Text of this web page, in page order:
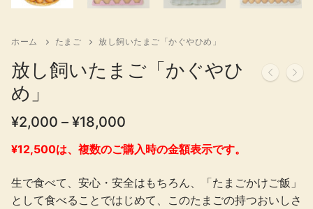
ホーム たまご 放し飼いたまご「かぐやひめ」
放し飼いたまご「かぐやひ
め」
¥2,000 – ¥18,000
帯:
–
¥18,000
¥12,500は、複数のご購入時の金額表示です。
生で食べて、安心・安全はもちろん、「たまごかけご飯」
として食べることではじめて、このたまごの持つおいしさ